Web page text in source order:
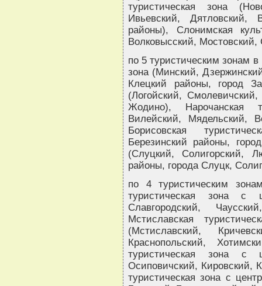
туристическая зона
Ивьевский, Дятловский,
районы), Слонимская
Волковысский,
по 5 туристическим зонам
зона (Минский,
Клецкий районы, город
(Логойский,
Жодино), Нарочанская
Вилейский, Мядельский,
Борисовская
Березинский районы,
(Слуцкий, Солигорский,
районы, города Слуцк,
по 4 туристическим
туристическая зона с
Славгородский,
Мстиславская
(Мстиславский,
Краснопольский,
туристическая зона с
Осиповичский, Кировский,
туристическая зона с